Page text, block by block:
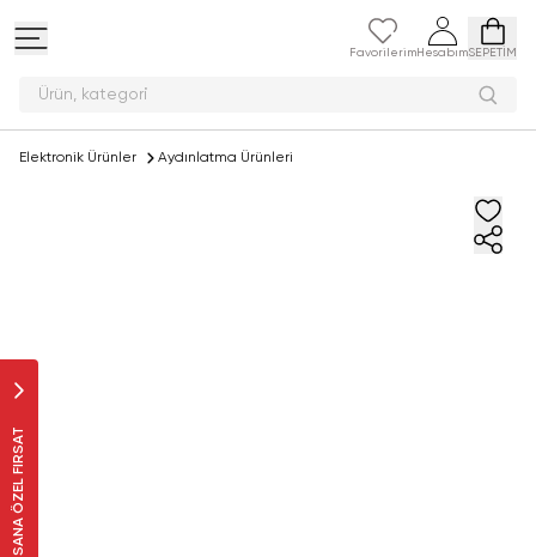
Favorilerim HesabımSEPETİM
Ürün, ka
SANA ÖZEL FIRSAT
Elektronik Ürünler Aydınlatma Ürünleri